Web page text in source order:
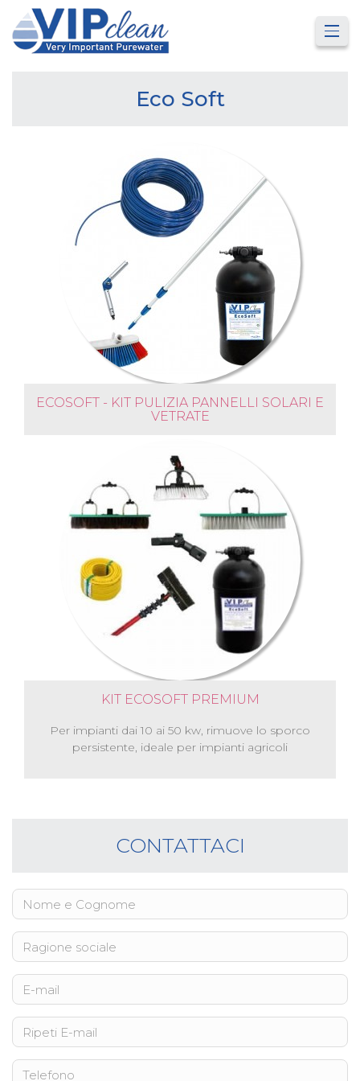
Eco Soft
ECOSOFT - KIT PULIZIA PANNELLI SOLARI E
VETRATE
KIT ECOSOFT PREMIUM
Per impianti dai 10 ai 50 kw, rimuove lo sporco
persistente, ideale per impianti agricoli
CONTATTACI